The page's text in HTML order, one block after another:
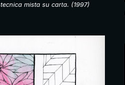
tecnica mista su carta. (1997)